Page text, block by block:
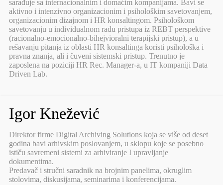
sarađuje sa internacionalnim i domaćim kompanijama. Bavi se
aktivno i intenzivno organizacionim i psihološkim savetovanjem,
organizacionim dizajnom i HR konsaltingom. Psihološkom
savetovanju u individualnom radu pristupa iz REBT perspektive
(racionalno-emocionalno-bihejvioralni terapijski pristup), a u
rešavanju pitanja iz oblasti HR konsaltinga koristi psihološka i
pravna znanja, ali i čuveni sistemski pristup. Trenutno je
zaposlena na poziciji HR Rec. Manager-a, u IT kompaniji Data
Driven Lab.
Igor Knežević
Direktor firme Digital Archiving Solutions koja se više od deset
godina bavi arhivskim poslovanjem, u sklopu koje se posebno
ističu savremeni sistemi za arhiviranje I upravljanje
dokumentima.
Predavač i stručni saradnik na brojnim panelima, okruglim
stolovima, diskusijama, seminarima i konferencijama.